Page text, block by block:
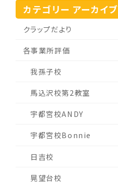
カテゴリー アーカイブ
クラップだより
各事業所評価
我孫子校
馬込沢校第2教室
宇都宮校ANDY
宇都宮校Bonnie
日吉校
晃望台校